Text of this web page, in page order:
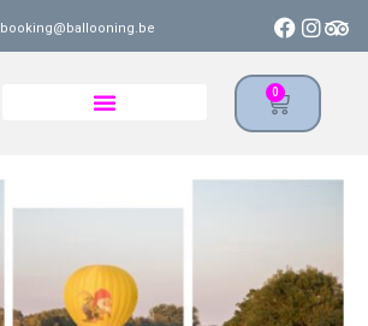
booking@ballooning.be
0